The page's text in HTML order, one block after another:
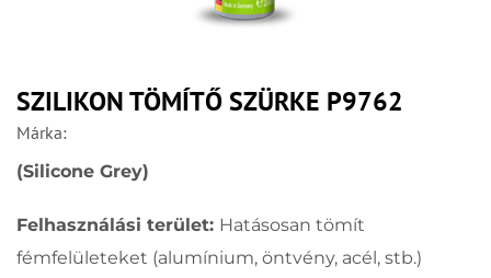
SZILIKON TÖMÍTŐ SZÜRKE P9762
Márka:
(Silicone Grey)
Felhasználási terület: Hatásosan tömít
fémfelületeket (alumínium, öntvény, acél, stb.)